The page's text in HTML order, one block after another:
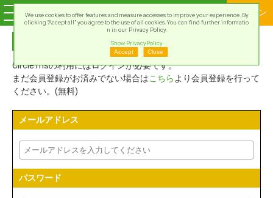
ログイン
Circle.msアカウントでログイン
Circle.msの利用にはログインが必要です。
まだ会員登録がお済みでない場合はこちら より会員登録を行って
ください。(無料)
メールアドレス
パスワード
We use cookies to offer features and measure accesses to improve your experience. By
clicking “Accept all” you agree to the use of all cookies. You can find further informatio
n in our Privacy Policy.
Show PrivacyPolicy
Accept
Close